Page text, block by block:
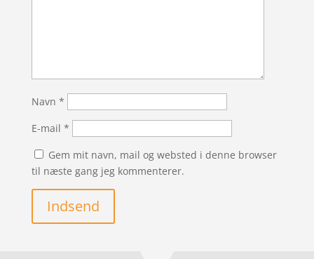
Navn *
E-mail *
Gem mit navn, mail og websted i denne browser
til næste gang jeg kommenterer.
Indsend